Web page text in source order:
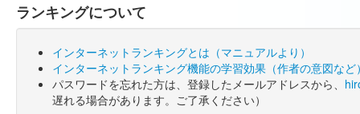
ランキングについて
インターネットランキングとは（マニュアルより）
インターネットランキング機能の学習効果（作者の意図など
パスワードを忘れた方は、登録したメールアドレスから、
遅れる場合があります。ご了承ください）